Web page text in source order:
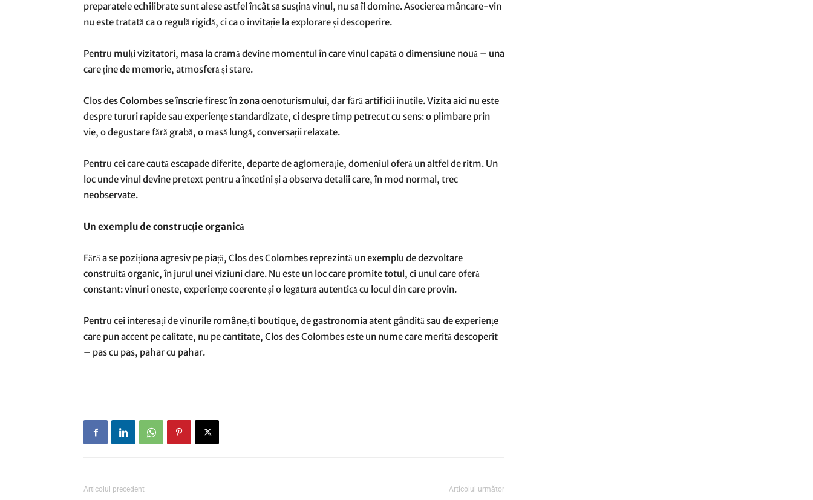
preparatele echilibrate sunt alese astfel încât să susțină vinul, nu să îl domine. Asocierea mâncare-vin
nu este tratată ca o regulă rigidă, ci ca o invitație la explorare și descoperire.
Pentru mulți vizitatori, masa la cramă devine momentul în care vinul capătă o dimensiune nouă – una
care ține de memorie, atmosferă și stare.
Clos des Colombes se înscrie firesc în zona oenoturismului, dar fără artificii inutile. Vizita aici nu este
despre tururi rapide sau experiențe standardizate, ci despre timp petrecut cu sens: o plimbare prin
vie, o degustare fără grabă, o masă lungă, conversații relaxate.
Pentru cei care caută escapade diferite, departe de aglomerație, domeniul oferă un altfel de ritm. Un
loc unde vinul devine pretext pentru a încetini și a observa detalii care, în mod normal, trec
neobservate.
Un exemplu de construcție organică
Fără a se poziționa agresiv pe piață, Clos des Colombes reprezintă un exemplu de dezvoltare
construită organic, în jurul unei viziuni clare. Nu este un loc care promite totul, ci unul care oferă
constant: vinuri oneste, experiențe coerente și o legătură autentică cu locul din care provin.
Pentru cei interesați de vinurile românești boutique, de gastronomia atent gândită sau de experiențe
care pun accent pe calitate, nu pe cantitate, Clos des Colombes este un nume care merită descoperit
– pas cu pas, pahar cu pahar.
Articolul precedent Articolul următor